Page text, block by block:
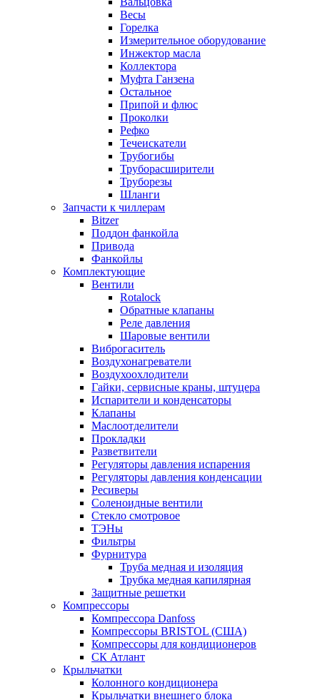
Весы
Горелка
Измерительное оборудование
Инжектор масла
Коллектора
Муфта Ганзена
Остальное
Припой и флюс
Проколки
Рефко
Течеискатели
Трубогибы
Труборасширители
Труборезы
Шланги
Запчасти к чиллерам
Bitzer
Поддон фанкойла
Привода
Фанкойлы
Комплектующие
Вентили
Rotalock
Обратные клапаны
Реле давления
Шаровые вентили
Виброгаситель
Воздухонагреватели
Воздухоохлодители
Гайки, сервисные краны, штуцера
Испарители и конденсаторы
Клапаны
Маслоотделители
Прокладки
Разветвители
Регуляторы давления испарения
Регуляторы давления конденсации
Ресиверы
Соленоидные вентили
Стекло смотровое
ТЭНы
Фильтры
Фурнитура
Труба медная и изоляция
Трубка медная капилярная
Защитные решетки
Компрессоры
Компрессора Danfoss
Компрессоры BRISTOL (США)
Компрессоры для кондиционеров
СК Атлант
Крыльчатки
Колонного кондиционера
Крыльчатки внешнего блока